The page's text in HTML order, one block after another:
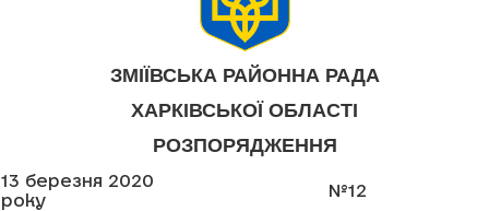
ЗМІЇВСЬКА РАЙОННА РАДА
ХАРКІВСЬКОЇ ОБЛАСТІ
РОЗПОРЯДЖЕННЯ
13 березня 2020
року
№12